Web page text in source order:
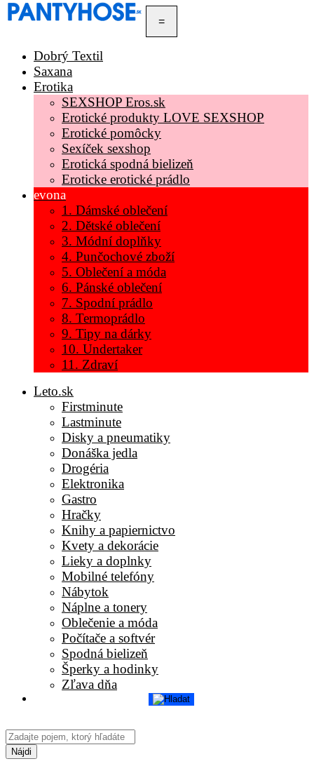
=
Dobrý Textil
Saxana
Erotika
SEXSHOP Eros.sk
Erotické produkty LOVE SEXSHOP
Erotické pomôcky
Sexíček sexshop
Erotická spodná bielizeň
Eroticke erotické prádlo
evona
1. Dámské oblečení
2. Dětské oblečení
3. Módní doplňky
4. Punčochové zboží
5. Oblečení a móda
6. Pánské oblečení
7. Spodní prádlo
8. Termoprádlo
9. Tipy na dárky
10. Undertaker
11. Zdraví
Leto.sk
Firstminute
Lastminute
Disky a pneumatiky
Donáška jedla
Drogéria
Elektronika
Gastro
Hračky
Knihy a papiernictvo
Kvety a dekorácie
Lieky a doplnky
Mobilné telefóny
Nábytok
Náplne a tonery
Oblečenie a móda
Počítače a softvér
Spodná bielizeň
Šperky a hodinky
Zľava dňa
Nájdi